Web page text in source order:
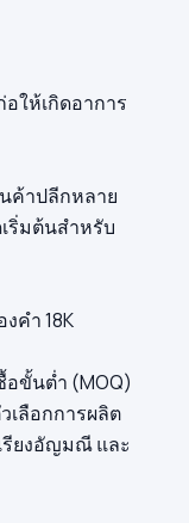
ให้เกิดอาการ
ค้าปลีกหลาย
ริ่มต้นสำหรับ
คำ 18K
ขั้นต่ำ (MOQ)
เลือกการผลิต
รียงอัญมณี และ